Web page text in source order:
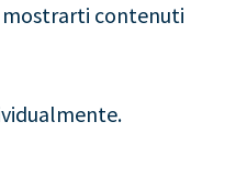
mostrarti contenuti